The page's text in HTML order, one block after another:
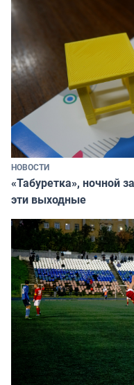
НОВОСТИ
«Табуретка», ночной
эти выходные